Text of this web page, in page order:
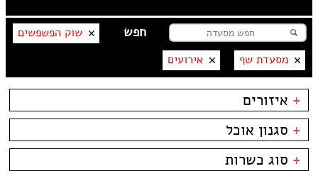
שוק הפשפשים
מסעדת שף
אירועים
+ איזורים
תל אביב
פלורנטין
----
טיילת תל אביב
+ סגנון אוכל
בשרים
דגים
ביסטרו
+ סוג כשרות